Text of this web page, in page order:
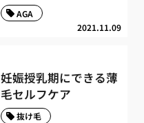
2021.11.09
AGA
妊娠授乳期にできる薄
毛セルフケア
抜け毛